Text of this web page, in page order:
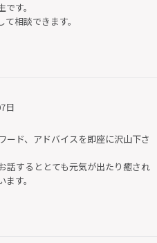
す。
相談できます。
日
ード、アドバイスを即座に沢山下さ
話するととても元気が出たり癒され
す。